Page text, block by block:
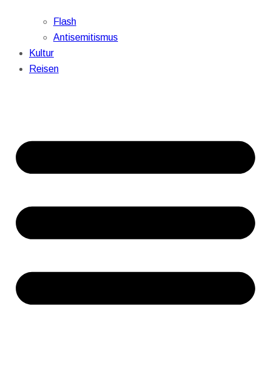
Flash
Antisemitismus
Kultur
Reisen